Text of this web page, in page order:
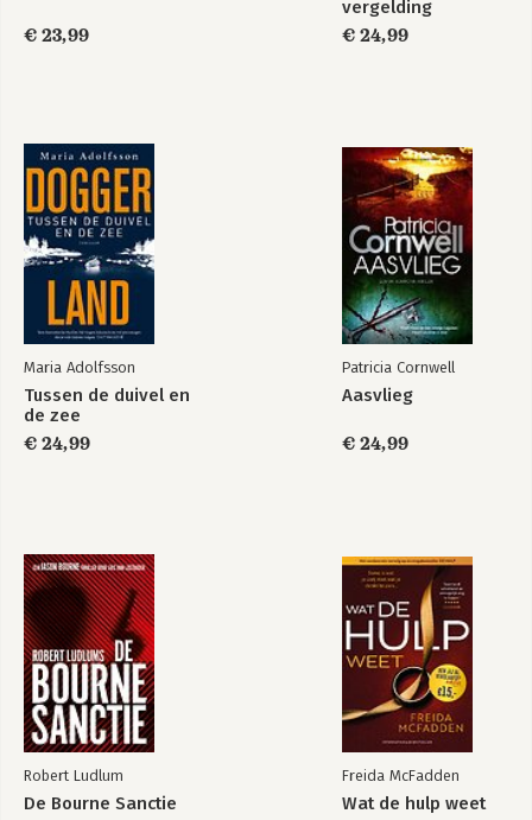
€ 23,99
vergelding
€ 24,99
Maria Adolfsson
Tussen de duivel en
de zee
€ 24,99
Patricia Cornwell
Aasvlieg
€ 24,99
Robert Ludlum
De Bourne Sanctie
Freida McFadden
Wat de hulp weet